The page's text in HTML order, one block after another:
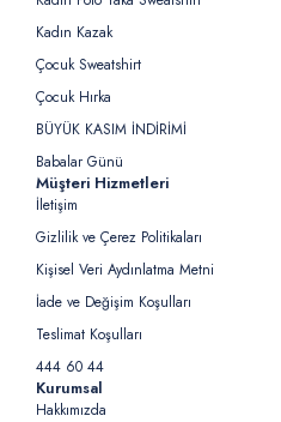
Kadın Kazak
Çocuk Sweatshirt
Çocuk Hırka
BÜYÜK KASIM İNDİRİMİ
Babalar Günü
Müşteri Hizmetleri
İletişim
Gizlilik ve Çerez Politikaları
Kişisel Veri Aydınlatma Metni
İade ve Değişim Koşulları
Teslimat Koşulları
444 60 44
Kurumsal
Hakkımızda